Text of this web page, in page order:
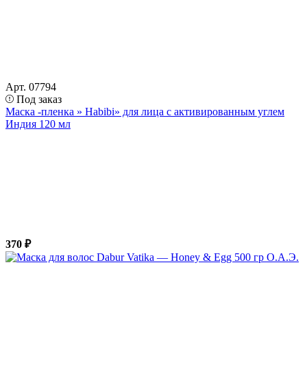
Арт. 07794
Под заказ
Маска -пленка » Habibi» для лица с активированным углем
Индия 120 мл
370 ₽